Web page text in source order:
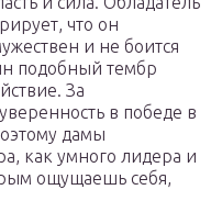
что он
и не боится
подобный тембр
За
в победе в
дамы
как умного лидера и
ощущаешь себя,